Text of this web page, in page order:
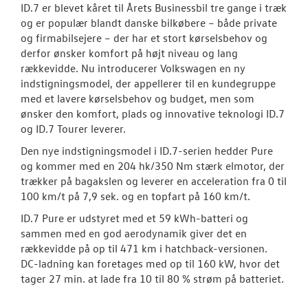
ID.7 er blevet kåret til Årets Businessbil tre gange i træk
og er populær blandt danske bilkøbere – både private
og firmabilsejere – der har et stort kørselsbehov og
derfor ønsker komfort på højt niveau og lang
rækkevidde. Nu introducerer Volkswagen en ny
indstigningsmodel, der appellerer til en kundegruppe
med et lavere kørselsbehov og budget, men som
ønsker den komfort, plads og innovative teknologi ID.7
og ID.7 Tourer leverer.
Den nye indstigningsmodel i ID.7-serien hedder Pure
og kommer med en 204 hk/350 Nm stærk elmotor, der
trækker på bagakslen og leverer en acceleration fra 0 til
100 km/t på 7,9 sek. og en topfart på 160 km/t.
ID.7 Pure er udstyret med et 59 kWh-batteri og
sammen med en god aerodynamik giver det en
rækkevidde på op til 471 km i hatchback-versionen.
DC-ladning kan foretages med op til 160 kW, hvor det
tager 27 min. at lade fra 10 til 80 % strøm på batteriet.